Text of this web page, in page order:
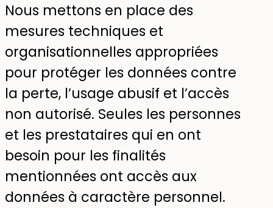
Nous mettons en place des
mesures techniques et
organisationnelles appropriées
pour protéger les données contre
la perte, l’usage abusif et l’accès
non autorisé. Seules les personnes
et les prestataires qui en ont
besoin pour les finalités
mentionnées ont accès aux
données à caractère personnel.